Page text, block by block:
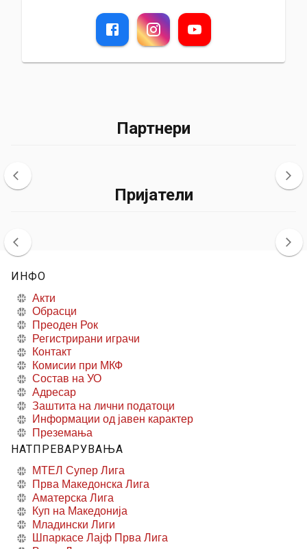
Партнери
Пријатели
ИНФО
Акти
Обрасци
Преоден Рок
Регистрирани играчи
Контакт
Комисии при МКФ
Состав на УО
Адресар
Заштита на лични податоци
Информации од јавен карактер
Преземања
НАТПРЕВАРУВАЊА
МТЕЛ Супер Лига
Прва Македонска Лига
Аматерска Лига
Куп на Македонија
Младински Лиги
Шпаркасе Лајф Прва Лига